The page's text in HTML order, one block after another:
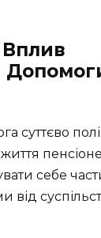
суттєво
життя
себе
від